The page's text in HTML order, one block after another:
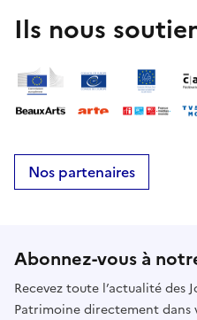
Ils nous
Nos partenaires
Abonnez-vous à
Recevez toute l’actualité des
Patrimoine directement dans